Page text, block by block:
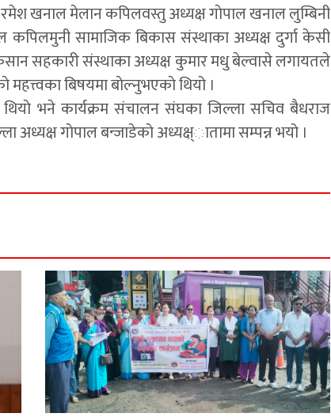
रमेश खनाल मेलान कपिलवस्तु अध्यक्ष गाेपाल खनाल लुम्बिनी
कपिलमुनी सामाजिक बिकास संस्थाका अध्यक्ष दुर्गा केसी
सहकारी संस्थाका अध्यक्ष कुमार मधु बेल्वासे लगायतले
बिषयमा बाेल्नुभएकाे थियो ।
थियाे भने कार्यक्रम संचालन संघका जिल्ला सचिव बैधराज
अध्यक्ष गाेपाल बन्जाडेकाे अध्यक्ष्ातामा सम्पन्न भयो ।